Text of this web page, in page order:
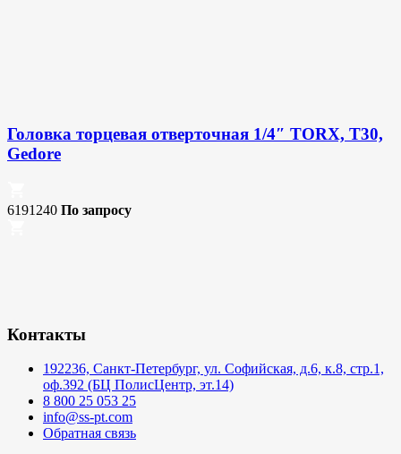
Головка торцевая отверточная 1/4″ TORX, T30,
Gedore
6191240 По запросу
Контакты
192236, Санкт-Петербург, ул. Софийская, д.6, к.8, стр.1,
оф.392 (БЦ ПолисЦентр, эт.14)
8 800 25 053 25
info@ss-pt.com
Обратная связь